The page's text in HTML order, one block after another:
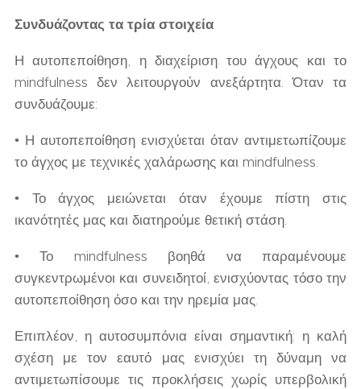
Συνδυάζοντας τα τρία στοιχεία
Η αυτοπεποίθηση, η διαχείριση του άγχους και το
mindfulness δεν λειτουργούν ανεξάρτητα. Όταν τα
συνδυάζουμε:
• Η αυτοπεποίθηση ενισχύεται όταν αντιμετωπίζουμε
το άγχος με τεχνικές χαλάρωσης και mindfulness.
• Το άγχος μειώνεται όταν έχουμε πίστη στις
ικανότητές μας και διατηρούμε θετική στάση.
• Το mindfulness βοηθά να παραμένουμε
συγκεντρωμένοι και συνειδητοί, ενισχύοντας τόσο την
αυτοπεποίθηση όσο και την ηρεμία μας.
Επιπλέον, η αυτοσυμπόνια είναι σημαντική: η καλή
σχέση με τον εαυτό μας ενισχύει τη δύναμη να
αντιμετωπίσουμε τις προκλήσεις χωρίς υπερβολική